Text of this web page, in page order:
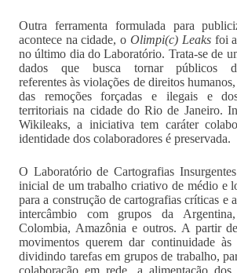
Outra ferramenta formulada para
acontece na cidade, o Olimpi(c) Leaks foi
no último dia do Laboratório. Trata-se de
dados que busca tornar públicos
referentes às violações de direitos
das remoções forçadas e ilegais e
territoriais na cidade do Rio de Janeiro.
Wikileaks, a iniciativa tem caráter
identidade dos colaboradores é preservada.
O Laboratório de Cartografias
inicial de um trabalho criativo de médio e
para a construção de cartografias críticas e
intercâmbio com grupos da Argentina,
Colombia, Amazônia e outros. A partir
movimentos querem dar continuidade às
dividindo tarefas em grupos de trabalho,
colaboração em rede, a alimentação dos